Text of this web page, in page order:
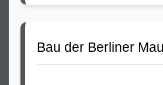
Bau der Berliner